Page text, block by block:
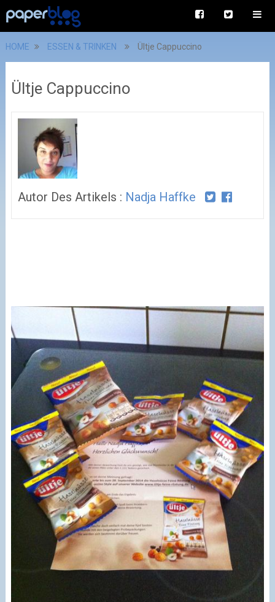
HOME ESSEN & TRINKEN Ültje Cappuccino
Ültje Cappuccino
Autor Des Artikels : Nadja Haffke